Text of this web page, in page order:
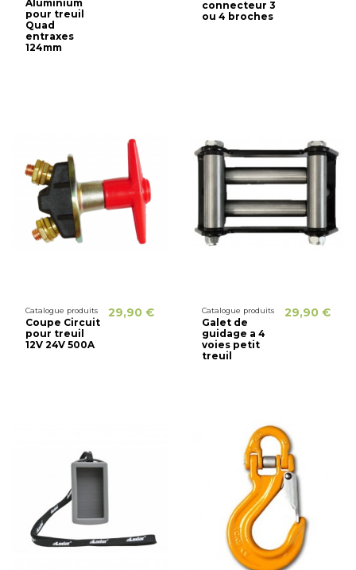
Aluminium
pour treuil
Quad
entraxes
124mm
connecteur 3
ou 4 broches
Catalogue produits
Coupe Circuit
pour treuil
12V 24V 500A
29,90 € Catalogue produits
Galet de
guidage a 4
voies petit
treuil
29,90 €